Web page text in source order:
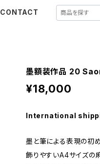
CONTACT
墨額装作品 20
¥18,000
International
墨と筆による表現の初
飾りやすいA4サイズの